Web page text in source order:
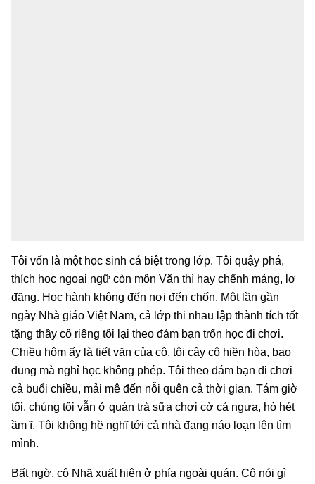
Tôi vốn là một học sinh cá biệt trong lớp. Tôi quậy phá,
thích học ngoại ngữ còn môn Văn thì hay chểnh mảng, lơ
đãng. Học hành không đến nơi đến chốn. Một lần gần
ngày Nhà giáo Việt Nam, cả lớp thi nhau lập thành tích tốt
tặng thầy cô riêng tôi lại theo đám bạn trốn học đi chơi.
Chiều hôm ấy là tiết văn của cô, tôi cậy cô hiền hòa, bao
dung mà nghỉ học không phép. Tôi theo đám bạn đi chơi
cả buổi chiều, mải mê đến nỗi quên cả thời gian. Tám giờ
tối, chúng tôi vẫn ở quán trà sữa chơi cờ cá ngựa, hò hét
ầm ĩ. Tôi không hề nghĩ tới cả nhà đang náo loạn lên tìm
mình.
Bất ngờ, cô Nhã xuất hiện ở phía ngoài quán. Cô nói gì